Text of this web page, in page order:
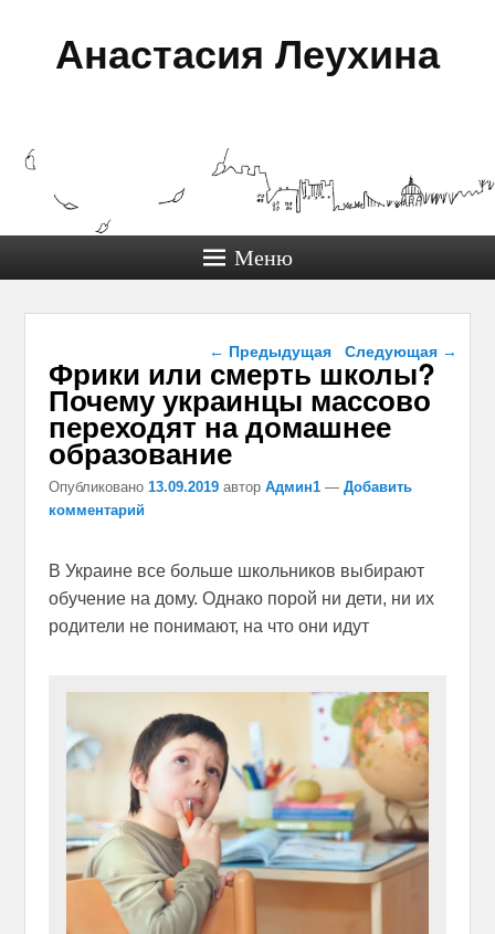
Анастасия Леухина
Меню
Навигация по записям
← Предыдущая Следующая →
Фрики или смерть школы?
Почему украинцы массово
переходят на домашнее
образование
Опубликовано 13.09.2019 автор Админ1 — Добавить
комментарий
В Украине все больше школьников выбирают
обучение на дому. Однако порой ни дети, ни их
родители не понимают, на что они идут